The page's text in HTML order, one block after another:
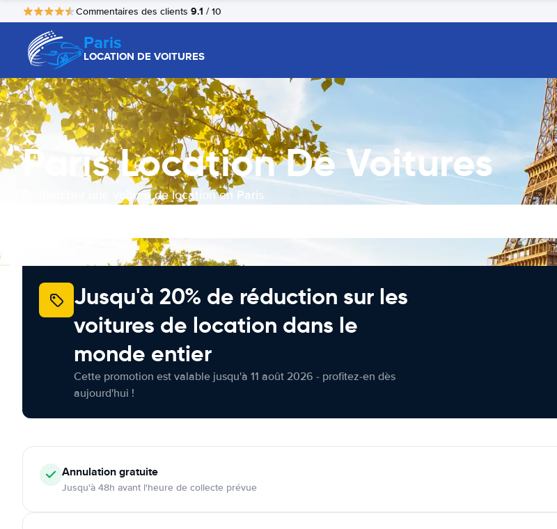
Commentaires des clients 9.1 / 10
Paris
LOCATION DE VOITURES
Paris Location De Voitures
Rechercher une voiture de location en Paris
Jusqu'à 20% de réduction sur les
voitures de location dans le
monde entier
Cette promotion est valable jusqu'à 11 août 2026 - profitez-en dès
aujourd'hui !
Annulationgratuite
Jusqu'à 48h avant l'heure de collecte prévue